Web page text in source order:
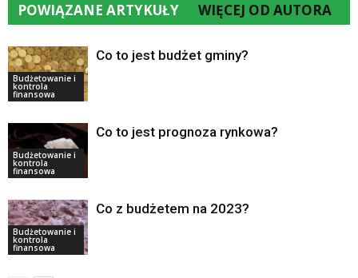
POWIĄZANE ARTYKUŁY WIĘCEJ OD AUTORA
Budżetowanie i
kontrola
finansowa
Co to jest budżet gminy?
Budżetowanie i
kontrola
finansowa
Co to jest prognoza rynkowa?
Budżetowanie i
kontrola
finansowa
Co z budżetem na 2023?